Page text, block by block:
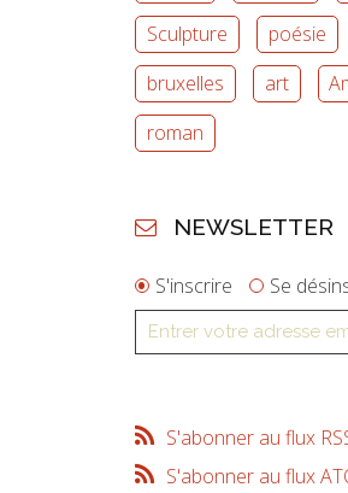
Sculpture
poésie
bruxelles
art
roman
NEWSLETTER
S'inscrire Se
S'abonner au flux
S'abonner au flux